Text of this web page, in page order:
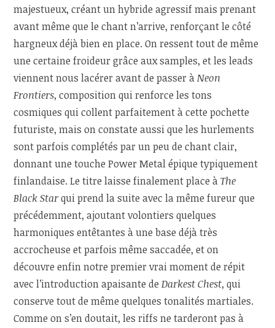
majestueux, créant un hybride agressif mais prenant
avant même que le chant n’arrive, renforçant le côté
hargneux déjà bien en place. On ressent tout de même
une certaine froideur grâce aux samples, et les leads
viennent nous lacérer avant de passer àNeon
Frontiers, composition qui renforce les tons
cosmiques qui collent parfaitement à cette pochette
futuriste, mais on constate aussi que les hurlements
sont parfois complétés par un peu de chant clair,
donnant une touche Power Metal épique typiquement
finlandaise. Le titre laisse finalement place àThe
Black Starqui prend la suite avec la même fureur que
précédemment, ajoutant volontiers quelques
harmoniques entêtantes à une base déjà très
accrocheuse et parfois même saccadée, et on
découvre enfin notre premier vrai moment de répit
avec l’introduction apaisante deDarkest Chest, qui
conserve tout de même quelques tonalités martiales.
Comme on s’en doutait, les riffs ne tarderont pas à